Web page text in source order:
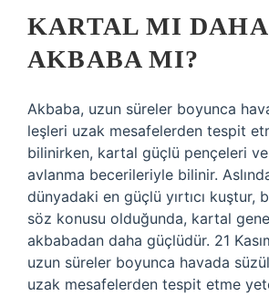
KARTAL MI
AKBABA MI?
Akbaba, uzun süreler boyunca
leşleri uzak mesafelerden tespit
bilinirken, kartal güçlü pençeleri
avlanma becerileriyle bilinir.
dünyadaki en güçlü yırtıcı kuştur,
söz konusu olduğunda, kartal
akbabadan daha güçlüdür. 21
uzun süreler boyunca havada
uzak mesafelerden tespit etme